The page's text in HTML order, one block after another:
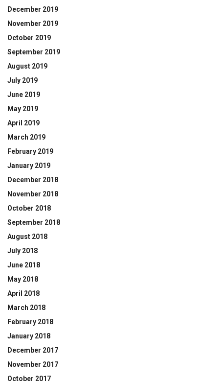
December 2019
November 2019
October 2019
September 2019
August 2019
July 2019
June 2019
May 2019
April 2019
March 2019
February 2019
January 2019
December 2018
November 2018
October 2018
September 2018
August 2018
July 2018
June 2018
May 2018
April 2018
March 2018
February 2018
January 2018
December 2017
November 2017
October 2017